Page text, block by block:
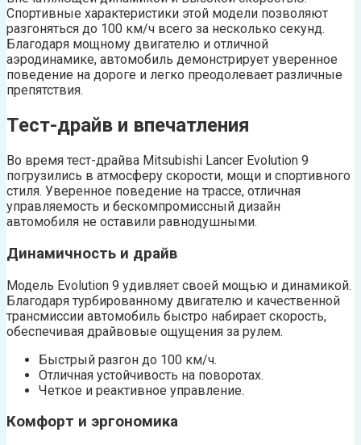
Спортивные характеристики этой модели позволяют
разгоняться до 100 км/ч всего за несколько секунд.
Благодаря мощному двигателю и отличной
аэродинамике, автомобиль демонстрирует уверенное
поведение на дороге и легко преодолевает различные
препятствия.
Тест-драйв и впечатления
Во время тест-драйва Mitsubishi Lancer Evolution 9
погрузились в атмосферу скорости, мощи и спортивного
стиля. Уверенное поведение на трассе, отличная
управляемость и бескомпромиссный дизайн
автомобиля не оставили равнодушными.
Динамичность и драйв
Модель Evolution 9 удивляет своей мощью и динамикой.
Благодаря турбированному двигателю и качественной
трансмиссии автомобиль быстро набирает скорость,
обеспечивая драйвовые ощущения за рулем.
Быстрый разгон до 100 км/ч.
Отличная устойчивость на поворотах.
Четкое и реактивное управление.
Комфорт и эргономика